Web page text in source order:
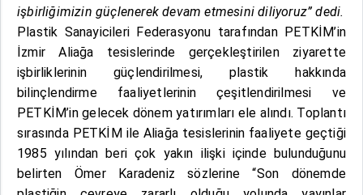
işbirliğimizin güçlenerek devam etmesini diliyoruz” dedi.
Plastik Sanayicileri Federasyonu tarafından PETKİM’in
İzmir Aliağa tesislerinde gerçekleştirilen ziyarette
işbirliklerinin güçlendirilmesi, plastik hakkında
bilinçlendirme faaliyetlerinin çeşitlendirilmesi ve
PETKİM’in gelecek dönem yatırımları ele alındı. Toplantı
sırasında PETKİM ile Aliağa tesislerinin faaliyete geçtiği
1985 yılından beri çok yakın ilişki içinde bulunduğunu
belirten Ömer Karadeniz sözlerine “Son dönemde